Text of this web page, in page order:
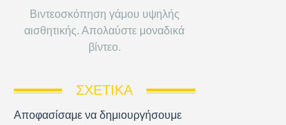
Βιντεοσκόπηση γάμου υψηλής
αισθητικής. Απολαύστε μοναδικά
βίντεο.
ΣΧΕΤΙΚΆ
Αποφασίσαμε να δημιουργήσουμε